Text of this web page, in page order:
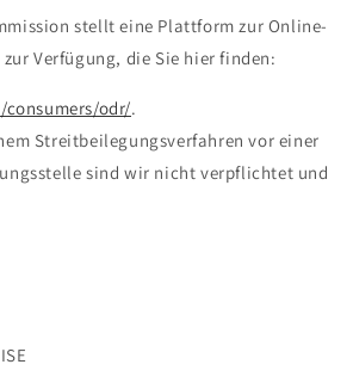
stellt eine Plattform zur Online-
Verfügung, die Sie hier finden:
odr/.
Streitbeilegungsverfahren vor einer
sind wir nicht verpflichtet und